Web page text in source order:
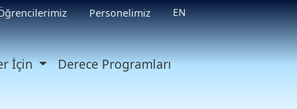
Personelimiz EN
İçin Derece Programları